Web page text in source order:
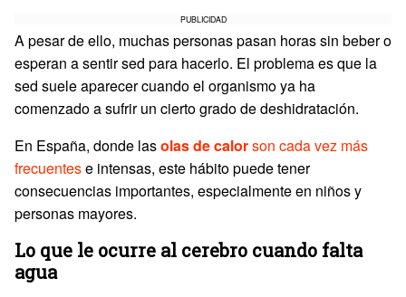
PUBLICIDAD
A pesar de ello, muchas personas pasan horas sin beber o
esperan a sentir sed para hacerlo. El problema es que la
sed suele aparecer cuando el organismo ya ha
comenzado a sufrir un cierto grado de deshidratación.
En España, donde lasolas de calorson cada vez más
frecuentese intensas, este hábito puede tener
consecuencias importantes, especialmente en niños y
personas mayores.
Lo que le ocurre al cerebro cuando falta
agua